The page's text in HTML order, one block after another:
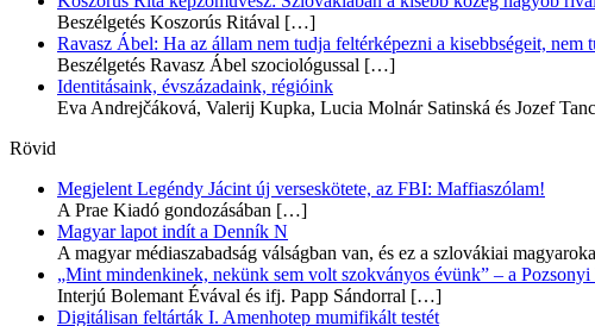
Beszélgetés Koszorús Ritával […]
Ravasz Ábel: Ha az állam nem tudja feltérképezni a kisebbségeit, nem
Beszélgetés Ravasz Ábel szociológussal […]
Identitásaink, évszázadaink, régióink
Eva Andrejčáková, Valerij Kupka, Lucia Molnár Satinská és Jozef
Rövid
Megjelent Legéndy Jácint új verseskötete, az FBI: Maffiaszólam!
A Prae Kiadó gondozásában […]
Magyar lapot indít a Denník N
A magyar médiaszabadság válságban van, és ez a szlovákiai
„Mint mindenkinek, nekünk sem volt szokványos évünk” – a
Interjú Bolemant Évával és ifj. Papp Sándorral […]
Digitálisan feltárták I. Amenhotep mumifikált testét